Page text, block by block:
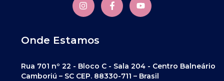
Onde Estamos
Rua 701 nº 22 - Bloco C - Sala 204 - Centro Balneário
Camboriú – SC CEP. 88330-711 – Brasil